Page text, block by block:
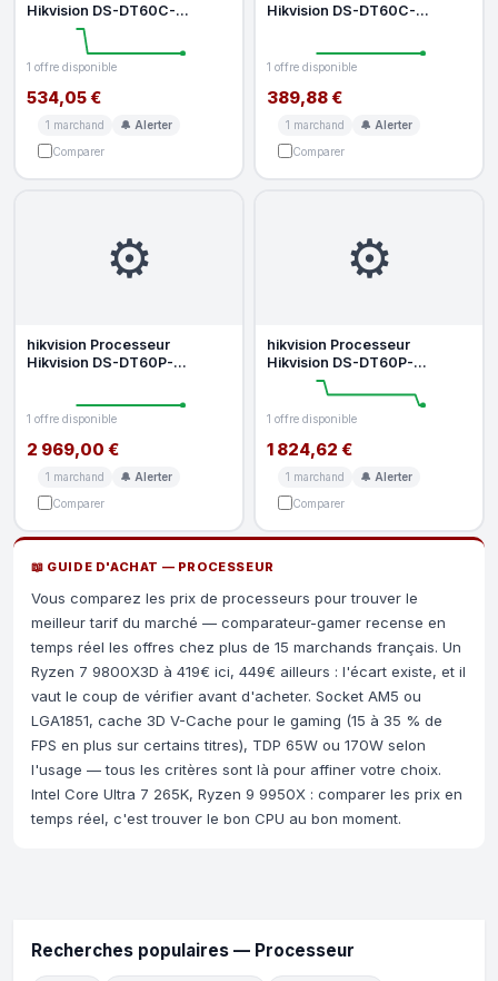
Hikvision DS-DT60C-
01HI04NO 60 Hz 8 bit RGB 4
4 4 YUV 4 2 2
1 offre disponible
534,05 €
1 marchand
🔔 Alerter
Comparer
Hikvision DS-DT60C-
1 offre disponible
389,88 €
1 marchand
🔔 Alerter
Comparer
⚙️
hikvision Processeur
Hikvision DS-DT60P-
1 offre disponible
2 969,00 €
1 marchand
🔔 Alerter
Comparer
⚙️
hikvision Processeur
Hikvision DS-DT60P-
02HDI12NO U 4 Cœurs 2 GHz
32 Go Android
1 offre disponible
1 824,62 €
1 marchand
🔔 Alerter
Comparer
📖 GUIDE D'ACHAT — PROCESSEUR
Vous comparez les prix de processeurs pour trouver le
meilleur tarif du marché — comparateur-gamer recense en
temps réel les offres chez plus de 15 marchands français. Un
Ryzen 7 9800X3D à 419€ ici, 449€ ailleurs : l'écart existe, et il
vaut le coup de vérifier avant d'acheter. Socket AM5 ou
LGA1851, cache 3D V-Cache pour le gaming (15 à 35 % de
FPS en plus sur certains titres), TDP 65W ou 170W selon
l'usage — tous les critères sont là pour affiner votre choix.
Intel Core Ultra 7 265K, Ryzen 9 9950X : comparer les prix en
temps réel, c'est trouver le bon CPU au bon moment.
Recherches populaires — Processeur